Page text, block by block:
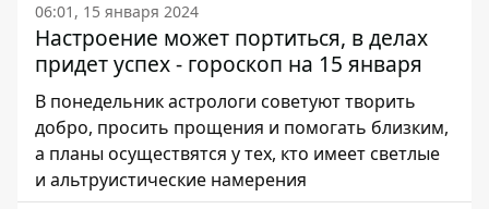
06:01, 15 января 2024
Настроение может портиться, в делах
придет успех - гороскоп на 15 января
В понедельник астрологи советуют творить
добро, просить прощения и помогать близким,
а планы осуществятся у тех, кто имеет светлые
и альтруистические намерения